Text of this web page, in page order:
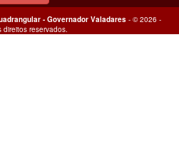
- Governador Valadares- © 2026 -
direitos reservados.